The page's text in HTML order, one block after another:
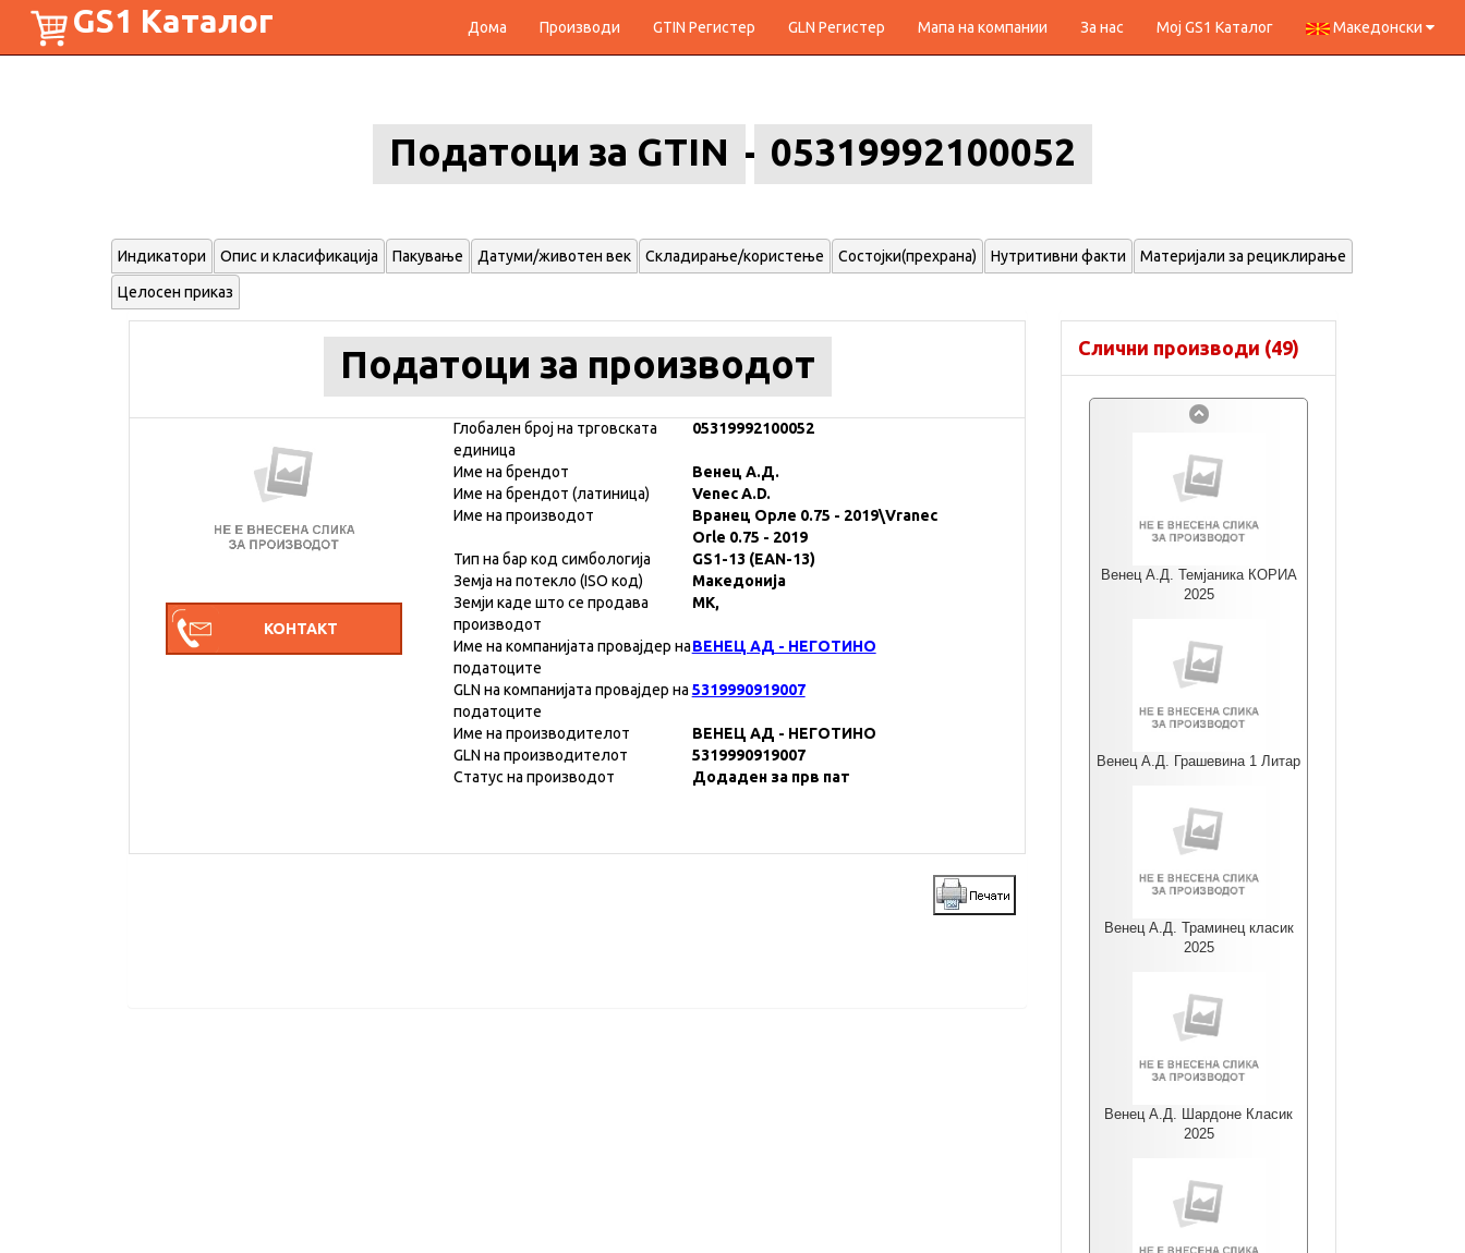
GS1 Каталог Дома Производи GTIN Регистер GLN Регистер Мапа на компании За нас Мој GS1 Каталог Македонски
Податоци за GTIN 05319992100052
Индикатори Опис и класификација Пакување Датуми/животен век Складирање/користење Состојки(прехрана) Нутритивни факти Материјали за рециклирање
Целосен приказ
Податоци за производот
Глобален број на трговската
единица
05319992100052
Име на брендот
Венец А.Д.
Име на брендот (латиница)
Venec A.D.
Име на производот
Вранец Орле 0.75 - 2019\Vranec
Orle 0.75 - 2019
Тип на бар код симбологија
GS1-13 (EAN-13)
Земја на потекло (ISO код)
Македонија
Земји каде што се продава
производот
MK,
Име на компанијата провајдер на
податоците
ВЕНЕЦ АД - НЕГОТИНО
GLN на компанијата провајдер на
податоците
5319990919007
Име на производителот
ВЕНЕЦ АД - НЕГОТИНО
GLN на производителот
5319990919007
Статус на производот
Додаден за прв пат
Слични производи (49)
Венец А.Д. Темјаника КОРИА
2025
Венец А.Д. Грашевина 1 Литар
Венец А.Д. Траминец класик
2025
Венец А.Д. Шардоне Класик
2025